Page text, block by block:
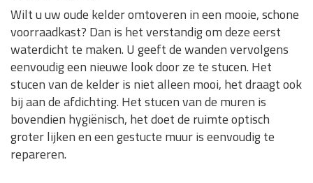
Wilt u uw oude kelder omtoveren in een mooie, schone
voorraadkast? Dan is het verstandig om deze eerst
waterdicht te maken. U geeft de wanden vervolgens
eenvoudig een nieuwe look door ze te stucen. Het
stucen van de kelder is niet alleen mooi, het draagt ook
bij aan de afdichting. Het stucen van de muren is
bovendien hygiënisch, het doet de ruimte optisch
groter lijken en een gestucte muur is eenvoudig te
repareren.